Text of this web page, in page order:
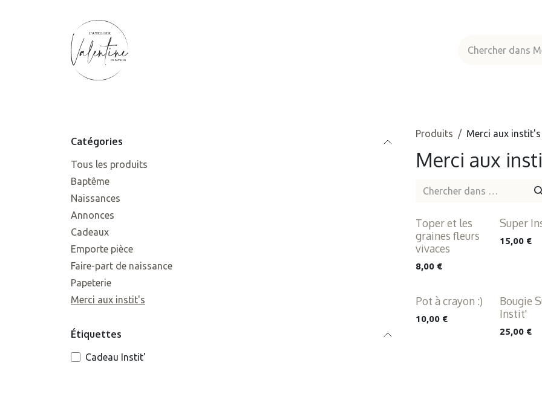
Catégories
Tous les produits
Baptême
Naissances
Annonces
Cadeaux
Emporte pièce
Faire-part de naissance
Papeterie
Merci aux instit's
Étiquettes
Cadeau Instit'
Produits Merci aux instit's
Merci aux
Toper et les
graines fleurs
vivaces
8,00 €
Super
15,00€
Pot à crayon :)
10,00 €
Bougie
Instit'
25,00€